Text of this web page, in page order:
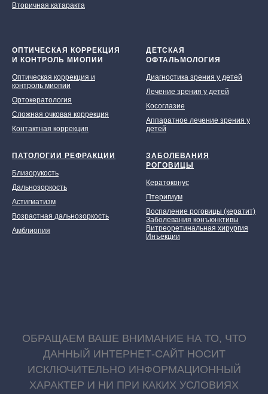
Вторичная катаракта
ОПТИЧЕСКАЯ КОРРЕКЦИЯ
И КОНТРОЛЬ МИОПИИ
Оптическая коррекция и
контроль миопии
Ортокератология
Сложная очковая коррекция
Контактная коррекция
ДЕТСКАЯ
ОФТАЛЬМОЛОГИЯ
Диагностика зрения у детей
Лечение зрения у детей
Косоглазие
Аппаратное лечение зрения у
детей
ПАТОЛОГИИ РЕФРАКЦИИ
Близорукость
Дальнозоркость
Астигматизм
Возрастная дальнозоркость
Амблиопия
ЗАБОЛЕВАНИЯ
РОГОВИЦЫ
Кератоконус
Птеригиум
Воспаление роговицы (кератит)
Заболевания конъюнктивы
Витреоретинальная хирургия
Инъекции
ОБРАЩАЕМ ВАШЕ ВНИМАНИЕ НА ТО, ЧТО
ДАННЫЙ ИНТЕРНЕТ-САЙТ НОСИТ
ИСКЛЮЧИТЕЛЬНО ИНФОРМАЦИОННЫЙ
ХАРАКТЕР И НИ ПРИ КАКИХ УСЛОВИЯХ